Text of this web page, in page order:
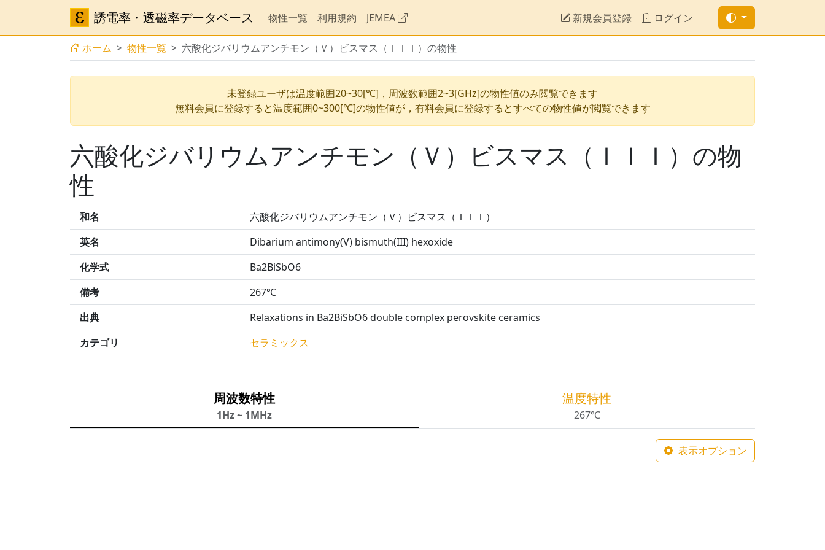
誘電率・透磁率データベース 物性一覧 利用規約 JEMEA 新規会員登録 ログイン
ホーム 物性一覧 六酸化ジバリウムアンチモン（Ｖ）ビスマス（ＩＩＩ）の物性
未登録ユーザは温度範囲20~30[℃]，周波数範囲2~3[GHz]の物性値のみ閲覧できます
無料会員に登録すると温度範囲0~300[℃]の物性値が，有料会員に登録するとすべての物性値が閲覧できます
六酸化ジバリウムアンチモン（Ｖ）ビスマス（ＩＩＩ）の物
性
和名
六酸化ジバリウムアンチモン（Ｖ）ビスマス（ＩＩＩ）
英名
Dibarium antimony(V) bismuth(III) hexoxide
化学式
Ba2BiSbO6
備考
267℃
出典
Relaxations in Ba2BiSbO6 double complex perovskite ceramics
カテゴリ
セラミックス
周波数特性
1Hz ~ 1MHz
温度特性
267℃
表示オプション